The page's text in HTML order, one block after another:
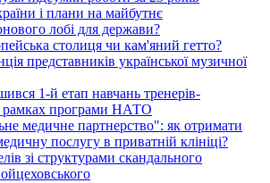
і плани на майбутнє
лобі для держави?
столиця чи кам'яний гетто?
представників української музичної
1-й етап навчань тренерів-
рамках програми НАТО
медичне партнерство": як отримати
послугу в приватній клініці?
зі структурами скандального